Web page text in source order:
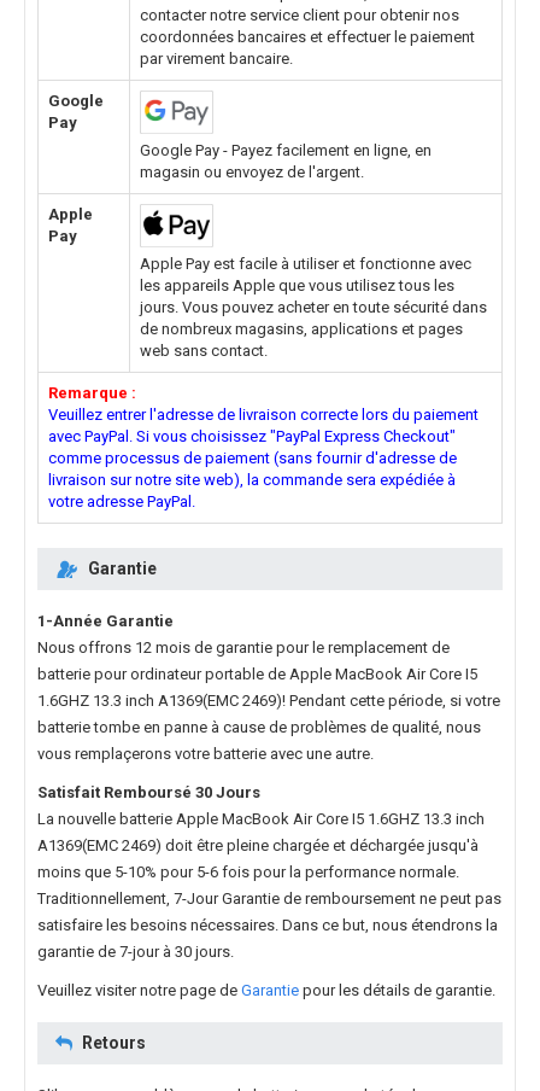
contacter notre service client pour obtenir nos
coordonnées bancaires et effectuer le paiement
par virement bancaire.
Google
Pay
Google Pay - Payez facilement en ligne, en
magasin ou envoyez de l'argent.
Apple
Pay
Apple Pay est facile à utiliser et fonctionne avec
les appareils Apple que vous utilisez tous les
jours. Vous pouvez acheter en toute sécurité dans
de nombreux magasins, applications et pages
web sans contact.
Remarque :
Veuillez entrer l'adresse de livraison correcte lors du paiement
avec PayPal. Si vous choisissez "PayPal Express Checkout"
comme processus de paiement (sans fournir d'adresse de
livraison sur notre site web), la commande sera expédiée à
votre adresse PayPal.
Garantie
1-Année Garantie
Nous offrons 12 mois de garantie pour le remplacement de
batterie pour ordinateur portable de Apple MacBook Air Core I5
1.6GHZ 13.3 inch A1369(EMC 2469)! Pendant cette période, si votre
batterie tombe en panne à cause de problèmes de qualité, nous
vous remplaçerons votre batterie avec une autre.
Satisfait Remboursé 30 Jours
La nouvelle batterie Apple MacBook Air Core I5 1.6GHZ 13.3 inch
A1369(EMC 2469) doit être pleine chargée et déchargée jusqu'à
moins que 5-10% pour 5-6 fois pour la performance normale.
Traditionnellement, 7-Jour Garantie de remboursement ne peut pas
satisfaire les besoins nécessaires. Dans ce but, nous étendrons la
garantie de 7-jour à 30 jours.
Veuillez visiter notre page de Garantie pour les détails de garantie.
Retours